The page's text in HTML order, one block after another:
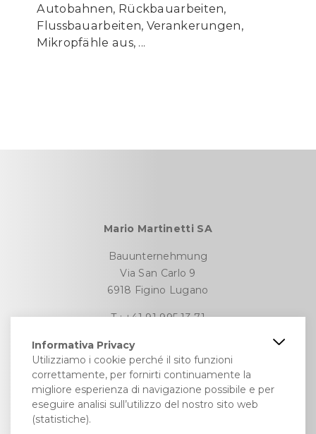
Autobahnen, Rückbauarbeiten,
Flussbauarbeiten, Verankerungen,
Mikropfähle aus, ...
Mario Martinetti SA
Bauunternehmung
Via San Carlo 9
6918 Figino Lugano
T :+41 91 995 13 71
Menü
Informativa Privacy
Utilizziamo i cookie perché il sito funzioni
correttamente, per fornirti continuamente la
migliore esperienza di navigazione possibile e per
eseguire analisi sull’utilizzo del nostro sito web
(statistiche).